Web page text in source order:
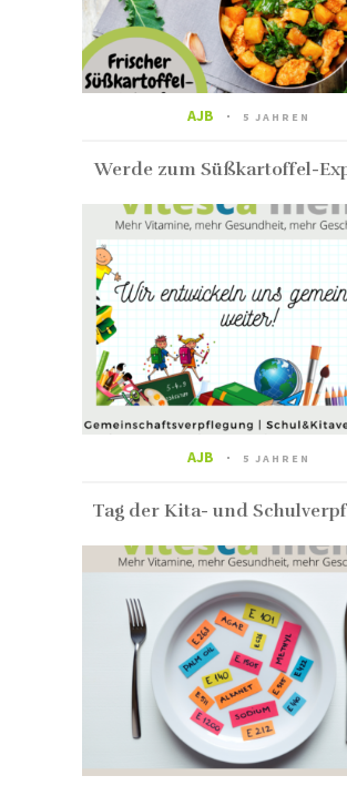
AJB 5 JAHREN
Werde zum Süßkartoffel-
AJB 5 JAHREN
Tag der Kita- und